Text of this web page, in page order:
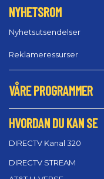
NYHETSROM
Nyhetsutsendelser
Reklameressurser
VÅRE PROGRAMMER
HVORDAN DU KAN SE
DIRECTV Kanal 320
DIRECTV STREAM